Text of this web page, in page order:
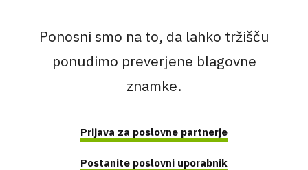
Ponosni smo na to, da lahko tržišču
ponudimo preverjene blagovne
znamke.
Prijava za poslovne partnerje
Postanite poslovni uporabnik